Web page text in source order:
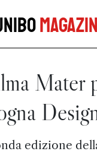
Mater
edizione